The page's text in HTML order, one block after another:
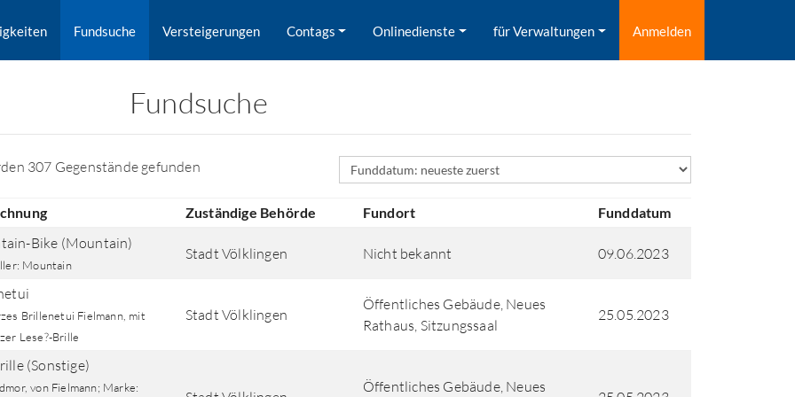
Fundsuche Versteigerungen Contags Onlinedienste für Verwaltungen Anmelden
Fundsuche
nach Orten gesucht.
307 Gegenstände gefunden Sortierfeld
Zuständige Behörde Fundort Funddatum
Bike (Mountain)
Mountain
Stadt Völklingen Nicht bekannt 09.06.2023
Brillenetui Fielmann, mit
Lese?-Brille
Stadt Völklingen
Öffentliches Gebäude, Neues
Rathaus, Sitzungssaal
25.05.2023
(Sonstige)
von Fielmann; Marke:
Öffentliches Gebäude, Neues